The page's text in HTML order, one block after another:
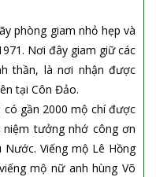
phòng giam nhỏ hẹp và
Nơi đây giam giữ các
thần, là nơi nhận được
tại Côn Đảo.
có gần 2000 mộ chí được
tưởng nhớ công ơn
Viếng mộ Lê Hồng
mộ nữ anh hùng Võ